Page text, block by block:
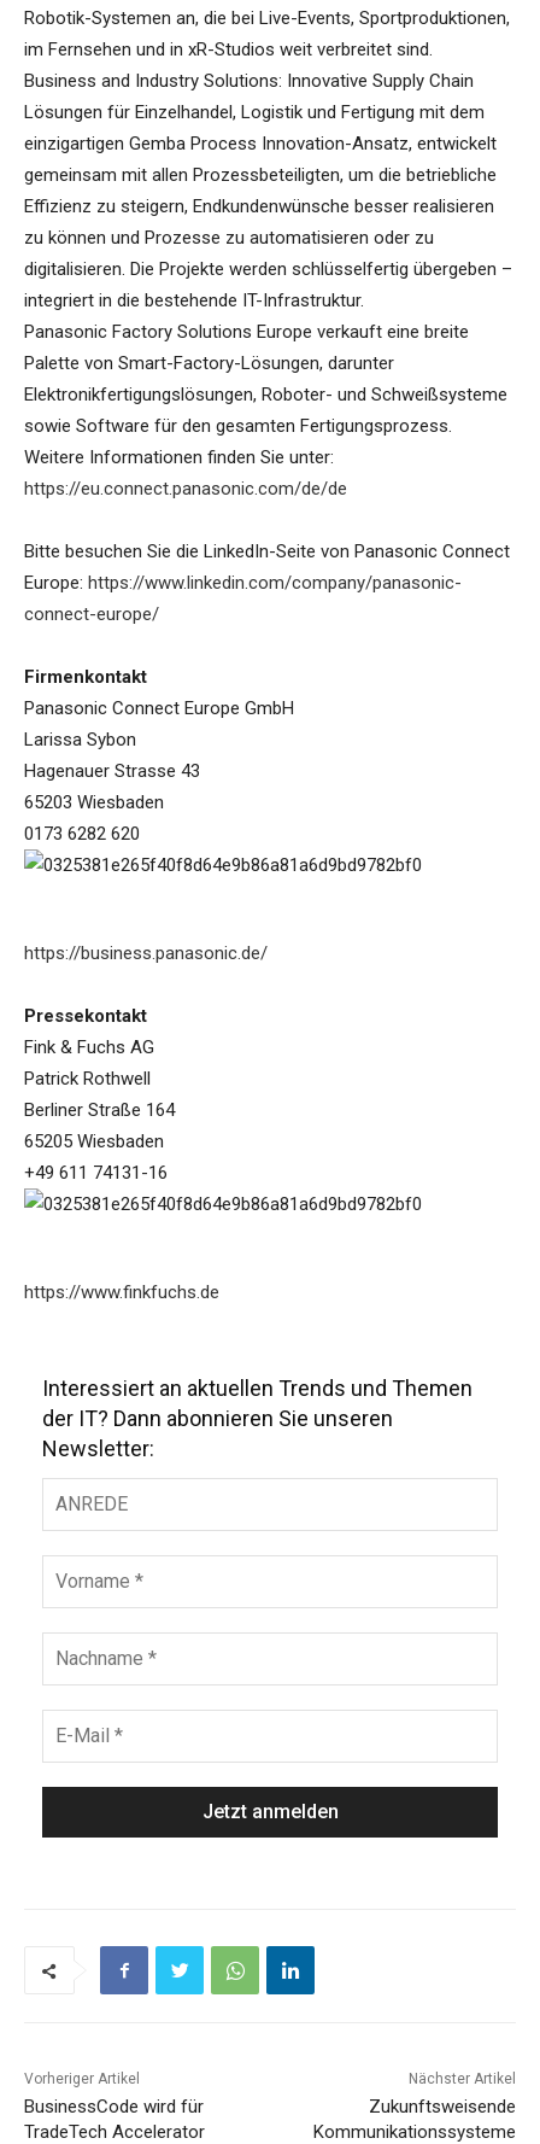
Robotik-Systemen an, die bei Live-Events, Sportproduktionen,
im Fernsehen und in xR-Studios weit verbreitet sind.
Business and Industry Solutions: Innovative Supply Chain
Lösungen für Einzelhandel, Logistik und Fertigung mit dem
einzigartigen Gemba Process Innovation-Ansatz, entwickelt
gemeinsam mit allen Prozessbeteiligten, um die betriebliche
Effizienz zu steigern, Endkundenwünsche besser realisieren
zu können und Prozesse zu automatisieren oder zu
digitalisieren. Die Projekte werden schlüsselfertig übergeben –
integriert in die bestehende IT-Infrastruktur.
Panasonic Factory Solutions Europe verkauft eine breite
Palette von Smart-Factory-Lösungen, darunter
Elektronikfertigungslösungen, Roboter- und Schweißsysteme
sowie Software für den gesamten Fertigungsprozess.
Weitere Informationen finden Sie unter:
https://eu.connect.panasonic.com/de/de
Bitte besuchen Sie die LinkedIn-Seite von Panasonic Connect
Europe: https://www.linkedin.com/company/panasonic-
connect-europe/
Firmenkontakt
Panasonic Connect Europe GmbH
Larissa Sybon
Hagenauer Strasse 43
65203 Wiesbaden
0173 6282 620
https://business.panasonic.de/
Pressekontakt
Fink & Fuchs AG
Patrick Rothwell
Berliner Straße 164
65205 Wiesbaden
+49 611 74131-16
https://www.finkfuchs.de
Interessiert an aktuellen Trends und Themen
der IT? Dann abonnieren Sie unseren
Newsletter:
Vorheriger Artikel
BusinessCode wird für
TradeTech Accelerator
Nächster Artikel
Zukunftsweisende
Kommunikationssysteme